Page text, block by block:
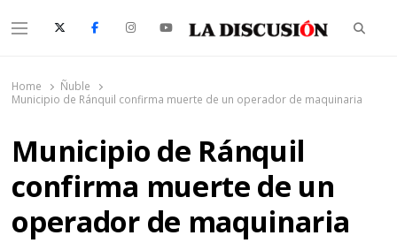
Menu
Home
Ñuble
Municipio de Ránquil confirma muerte de un operador de maquinaria
Municipio de Ránquil
confirma muerte de un
operador de maquinaria